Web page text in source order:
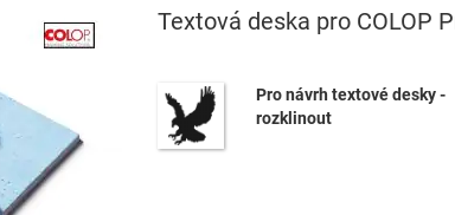
Textová deska pro COLOP
Pro návrh textové desky -
rozklinout